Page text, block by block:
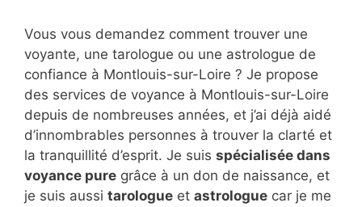
Vous vous demandez comment trouver une
voyante, une tarologue ou une astrologue de
confiance à Montlouis-sur-Loire ? Je propose
des services de voyance à Montlouis-sur-Loire
depuis de nombreuses années, et j’ai déjà aidé
d’innombrables personnes à trouver la clarté et
la tranquillité d’esprit. Je suis spécialisée dans
voyance pure grâce à un don de naissance, et
je suis aussi tarologue et astrologue car je me